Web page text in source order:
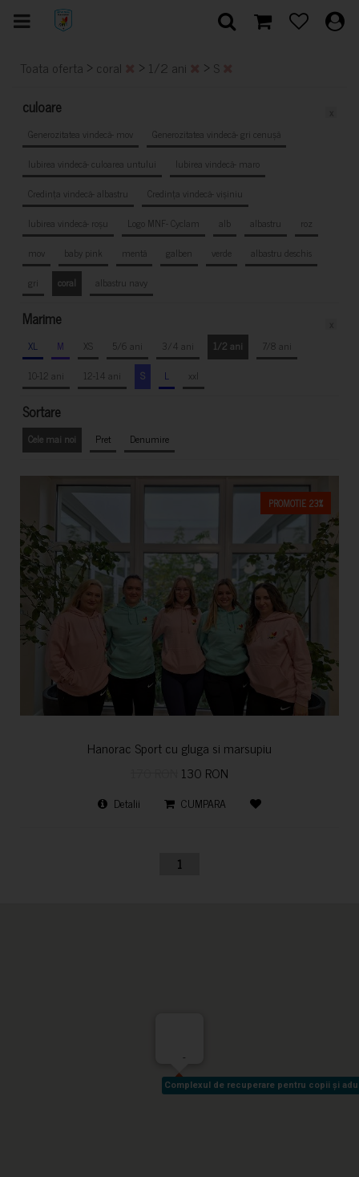
Toata oferta > coral > 1/2 ani > S
culoare
Generozitatea vindecă- mov
Generozitatea vindecă- gri cenușă
Iubirea vindecă- culoarea untului
Iubirea vindecă- maro
Credința vindecă- albastru
Credința vindecă- vișiniu
Iubirea vindecă- roșu
Logo MNF- Cyclam alb albastru
roz
mov
baby pink mentă galben verde
albastru deschis
gri
coral albastru navy
Marime
XL M XS 5/6 ani 3/4 ani 1/2 ani
7/8 ani
10-12 ani
12-14 ani S L xxl
Sortare
Cele mai noi Pret Denumire
PROMOTIE 23%
Hanorac Sport cu gluga si marsupiu
130 RON
Detalii CUMPARA
1
Complexul de recuperare pentru copii și
Complexul de recuperare pentru copii și
-